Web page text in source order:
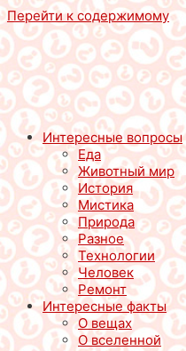
Перейти к содержимому
Интересные вопросы
Еда
Животный мир
История
Мистика
Природа
Разное
Технологии
Человек
Ремонт
Интересные факты
О вещах
О вселенной